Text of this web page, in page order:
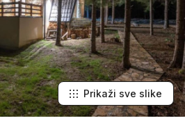
Prikaži sve slike